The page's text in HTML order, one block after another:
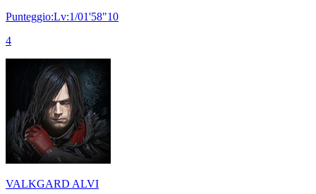
Punteggio:Lv:1/01'58"10
4
VALKGARD ALVI